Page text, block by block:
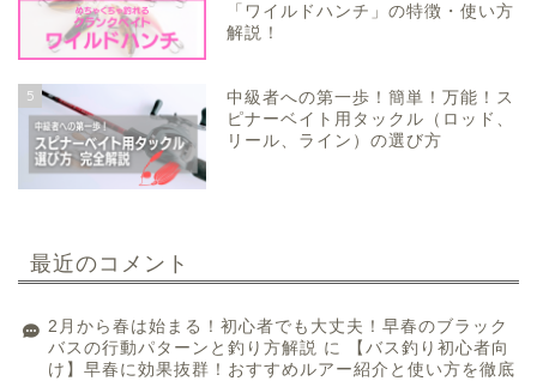
「ワイルドハンチ」の特徴・使い方
解説！
5
中級者への第一歩！簡単！万能！ス
ピナーベイト用タックル（ロッド、
リール、ライン）の選び方
最近のコメント
2月から春は始まる！初心者でも大丈夫！早春のブラック
バスの行動パターンと釣り方解説 に
【バス釣り初心者向
け】早春に効果抜群！おすすめルアー紹介と使い方を徹底